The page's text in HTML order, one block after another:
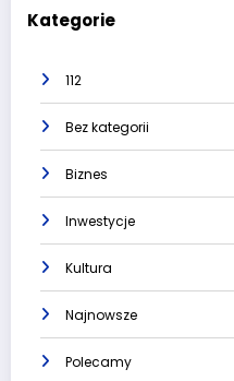
Kategorie
112
Bez kategorii
Biznes
Inwestycje
Kultura
Najnowsze
Polecamy